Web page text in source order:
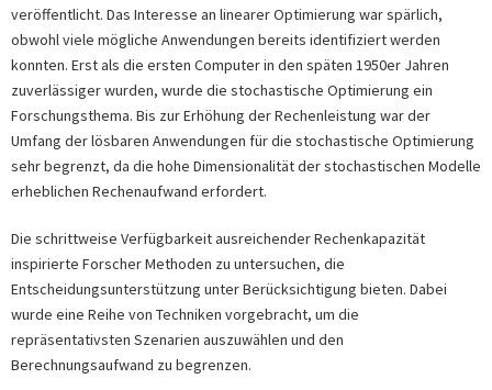
veröffentlicht. Das Interesse an linearer Optimierung war spärlich,
obwohl viele mögliche Anwendungen bereits identifiziert werden
konnten. Erst als die ersten Computer in den späten 1950er Jahren
zuverlässiger wurden, wurde die stochastische Optimierung ein
Forschungsthema. Bis zur Erhöhung der Rechenleistung war der
Umfang der lösbaren Anwendungen für die stochastische Optimierung
sehr begrenzt, da die hohe Dimensionalität der stochastischen Modelle
erheblichen Rechenaufwand erfordert.
Die schrittweise Verfügbarkeit ausreichender Rechenkapazität
inspirierte Forscher Methoden zu untersuchen, die
Entscheidungsunterstützung unter Berücksichtigung bieten. Dabei
wurde eine Reihe von Techniken vorgebracht, um die
repräsentativsten Szenarien auszuwählen und den
Berechnungsaufwand zu begrenzen.